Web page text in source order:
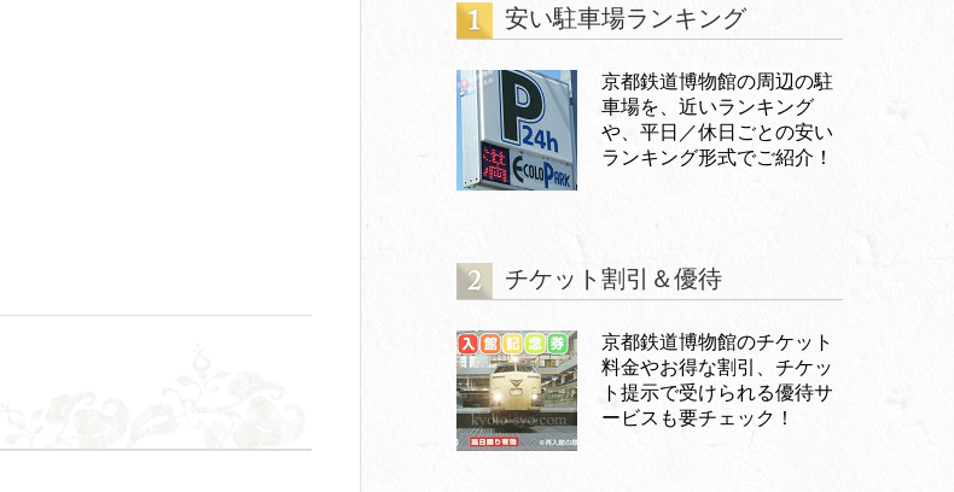
安い駐車場ランキング
京都鉄道博物館の周辺の駐
車場を、近いランキング
や、平日／休日ごとの安い
ランキング形式でご紹介！
チケット割引＆優待
京都鉄道博物館のチケット
料金やお得な割引、チケッ
ト提示で受けられる優待サ
ービスも要チェック！